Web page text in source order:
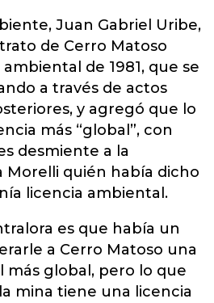
Juan Gabriel Uribe,
de Cerro Matoso
de 1981, que se
a través de actos
y agregó que lo
más “global”, con
desmiente a la
Morelli quién había dicho
licencia ambiental.
es que había un
a Cerro Matoso una
más global, pero lo que
mina tiene una licencia